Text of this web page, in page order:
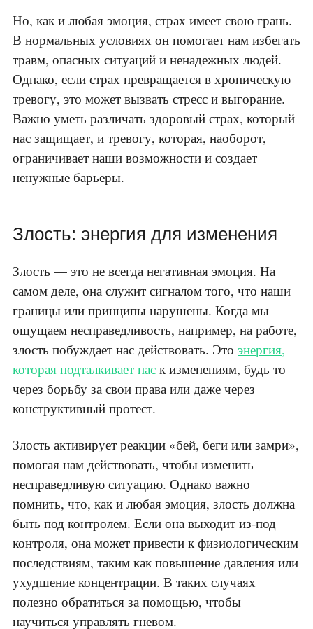
Но, как и любая эмоция, страх имеет свою грань.
В нормальных условиях он помогает нам избегать
травм, опасных ситуаций и ненадежных людей.
Однако, если страх превращается в хроническую
тревогу, это может вызвать стресс и выгорание.
Важно уметь различать здоровый страх, который
нас защищает, и тревогу, которая, наоборот,
ограничивает наши возможности и создает
ненужные барьеры.
Злость: энергия для изменения
Злость — это не всегда негативная эмоция. На
самом деле, она служит сигналом того, что наши
границы или принципы нарушены. Когда мы
ощущаем несправедливость, например, на работе,
злость побуждает нас действовать. Это энергия,
которая подталкивает нас к изменениям, будь то
через борьбу за свои права или даже через
конструктивный протест.
Злость активирует реакции «бей, беги или замри»,
помогая нам действовать, чтобы изменить
несправедливую ситуацию. Однако важно
помнить, что, как и любая эмоция, злость должна
быть под контролем. Если она выходит из-под
контроля, она может привести к физиологическим
последствиям, таким как повышение давления или
ухудшение концентрации. В таких случаях
полезно обратиться за помощью, чтобы
научиться управлять гневом.